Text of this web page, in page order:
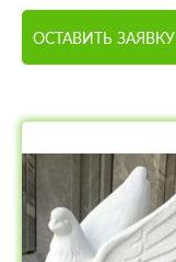
ОСТАВИТЬ ЗАЯВКУ